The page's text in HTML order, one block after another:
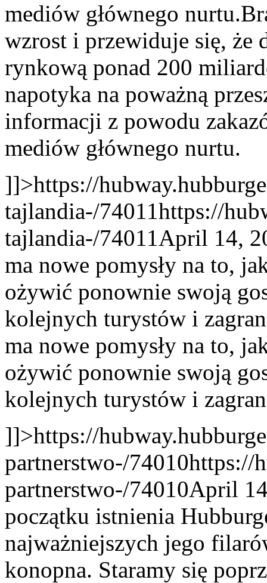
mediów głównego nurtu.
wzrost i przewiduje się, że
rynkową ponad 200
napotyka na poważną
informacji z powodu
mediów głównego nurtu.
]]>https://
tajlandia-/74011https://
tajlandia-/74011April 14,
ma nowe pomysły na to,
ożywić ponownie swoją
kolejnych turystów i
ma nowe pomysły na to,
ożywić ponownie swoją
kolejnych turystów i
]]>https://
partnerstwo-/74010https://
partnerstwo-/74010April
początku istnienia
najważniejszych jego
konopna. Staramy się